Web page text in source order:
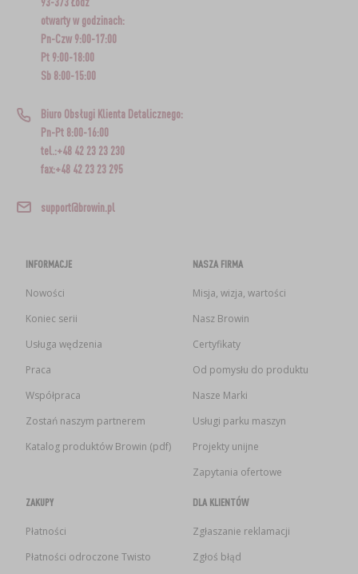
otwarty w godzinach:
Pn-Czw 9:00-17:00
Pt 9:00-18:00
Sb 8:00-15:00
Biuro Obsługi Klienta Detalicznego:
Pn-Pt 8:00-16:00
tel.:+48 42 23 23 230
fax:+48 42 23 23 295
support@browin.pl
INFORMACJE
Nowości
Koniec serii
Usługa wędzenia
Praca
Współpraca
Zostań naszym partnerem
Katalog produktów Browin (pdf)
NASZA FIRMA
Misja, wizja, wartości
Nasz Browin
Certyfikaty
Od pomysłu do produktu
Nasze Marki
Usługi parku maszyn
Projekty unijne
Zapytania ofertowe
ZAKUPY
Płatności
Płatności odroczone Twisto
DLA KLIENTÓW
Zgłaszanie reklamacji
Zgłoś błąd